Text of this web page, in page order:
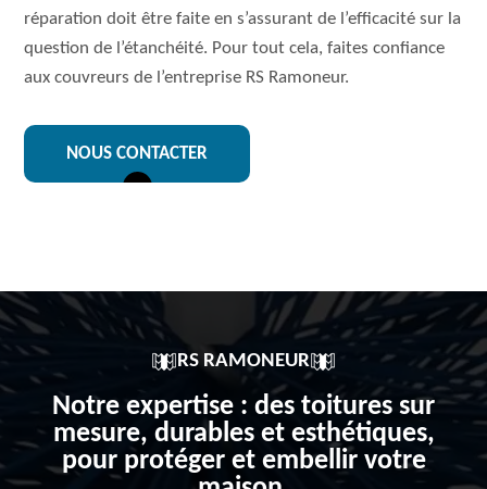
réparation doit être faite en s’assurant de l’efficacité sur la
question de l’étanchéité. Pour tout cela, faites confiance
aux couvreurs de l’entreprise RS Ramoneur.
NOUS CONTACTER
RS RAMONEUR
Notre expertise : des toitures sur
mesure, durables et esthétiques,
pour protéger et embellir votre